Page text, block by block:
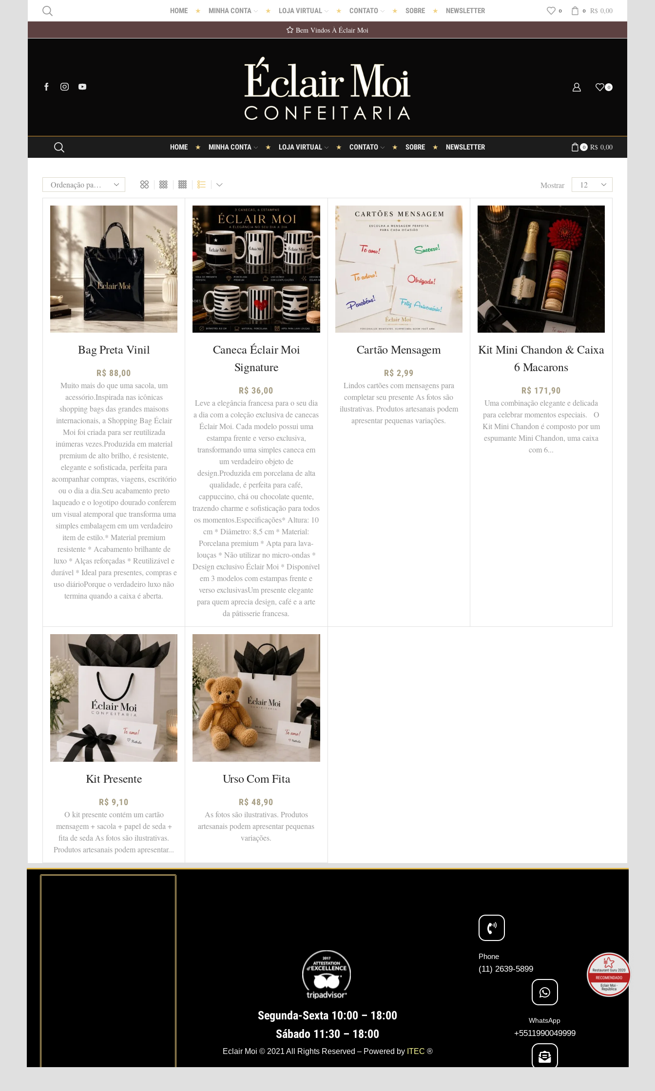
HOME MINHA CONTA LOJA VIRTUAL CONTATO SOBRE NEWSLETTER 0 0 R$ 0,00
Bem Vindos À Éclair Moi
0
HOME MINHA CONTA LOJA VIRTUAL CONTATO SOBRE NEWSLETTER 0 R$0,00
Mostrar
Bag Preta Vinil
R$ 88,00
Muito mais do que uma sacola, um
acessório.Inspirada nas icônicas
shopping bags das grandes maisons
internacionais, a Shopping Bag Éclair
Moi foi criada para ser reutilizada
inúmeras vezes.Produzida em material
premium de alto brilho, é resistente,
elegante e sofisticada, perfeita para
acompanhar compras, viagens, escritório
ou o dia a dia.Seu acabamento preto
laqueado e o logotipo dourado conferem
um visual atemporal que transforma uma
simples embalagem em um verdadeiro
item de estilo.* Material premium
resistente * Acabamento brilhante de
luxo * Alças reforçadas * Reutilizável e
durável * Ideal para presentes, compras e
uso diárioPorque o verdadeiro luxo não
termina quando a caixa é aberta.
Caneca Éclair Moi
Signature
R$ 36,00
Leve a elegância francesa para o seu dia
a dia com a coleção exclusiva de canecas
Éclair Moi. Cada modelo possui uma
estampa frente e verso exclusiva,
transformando uma simples caneca em
um verdadeiro objeto de
design.Produzida em porcelana de alta
qualidade, é perfeita para café,
cappuccino, chá ou chocolate quente,
trazendo charme e sofisticação para todos
os momentos.Especificações* Altura: 10
cm * Diâmetro: 8,5 cm * Material:
Porcelana premium * Apta para lava-
louças * Não utilizar no micro-ondas *
Design exclusivo Éclair Moi * Disponível
em 3 modelos com estampas frente e
verso exclusivasUm presente elegante
para quem aprecia design, café e a arte
da pâtisserie francesa.
Cartão Mensagem
R$ 2,99
Lindos cartões com mensagens para
completar seu presente As fotos são
ilustrativas. Produtos artesanais podem
apresentar pequenas variações.
Kit Mini Chandon & Caixa
6 Macarons
R$ 171,90
Uma combinação elegante e delicada
para celebrar momentos especiais. O
Kit Mini Chandon é composto por um
espumante Mini Chandon, uma caixa
com 6...
Kit Presente
R$ 9,10
O kit presente contém um cartão
mensagem + sacola + papel de seda +
fita de seda As fotos são ilustrativas.
Produtos artesanais podem apresentar...
Urso Com Fita
R$ 48,90
As fotos são ilustrativas. Produtos
artesanais podem apresentar pequenas
variações.
Segunda-Sexta 10:00 – 18:00
Sábado 11:30 – 18:00
Eclair Moi © 2021 All Rights Reserved – Powered by ITEC ®
Phone
(11) 2639-5899
WhatsApp
+5511990049999